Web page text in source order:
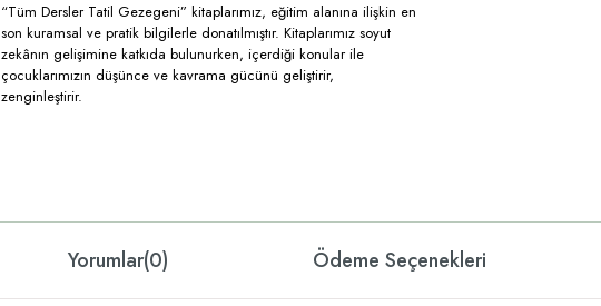
“Tüm Dersler Tatil Gezegeni” kitaplarımız, eğitim alanına ilişkin en
son kuramsal ve pratik bilgilerle donatılmıştır. Kitaplarımız soyut
zekânın gelişimine katkıda bulunurken, içerdiği konular ile
çocuklarımızın düşünce ve kavrama gücünü geliştirir,
zenginleştirir.
Yorumlar(0) Ödeme Seçenekleri